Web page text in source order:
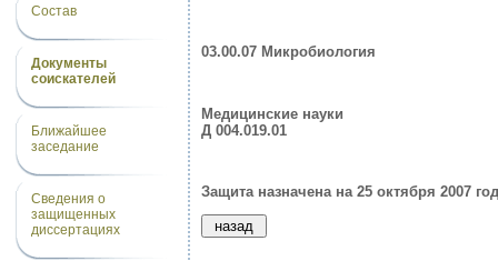
Состав
Документы
соискателей
Ближайшее
заседание
Сведения о
защищенных
диссертациях
03.00.07 Микробиология
Медицинские науки
Д 004.019.01
Защита назначена на 25 октября 2007